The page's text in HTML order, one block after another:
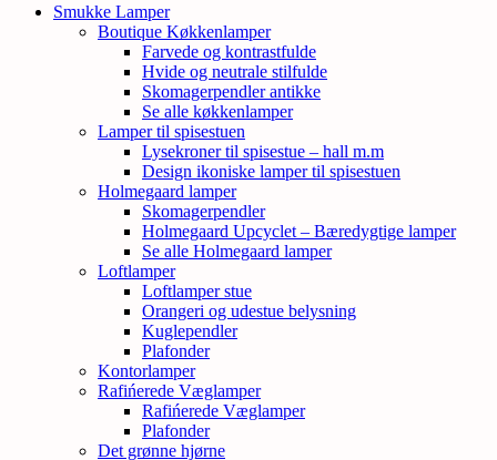
Smukke Lamper
Boutique Køkkenlamper
Farvede og kontrastfulde
Hvide og neutrale stilfulde
Skomagerpendler antikke
Se alle køkkenlamper
Lamper til spisestuen
Lysekroner til spisestue – hall m.m
Design ikoniske lamper til spisestuen
Holmegaard lamper
Skomagerpendler
Holmegaard Upcyclet – Bæredygtige lamper
Se alle Holmegaard lamper
Loftlamper
Loftlamper stue
Orangeri og udestue belysning
Kuglependler
Plafonder
Kontorlamper
Rafińerede Væglamper
Rafińerede Væglamper
Plafonder
Det grønne hjørne